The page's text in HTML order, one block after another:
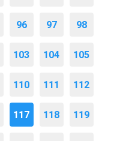
96 97 98
103 104 105
110 111 112
117 118 119